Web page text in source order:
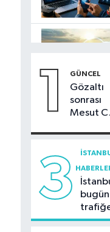
1 GÜNCEL
Gözaltı
sonrası
Mesut
3
bugün